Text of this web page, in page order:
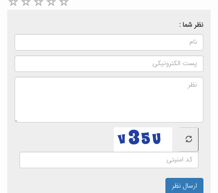
نظر شما :
ارسال نظر